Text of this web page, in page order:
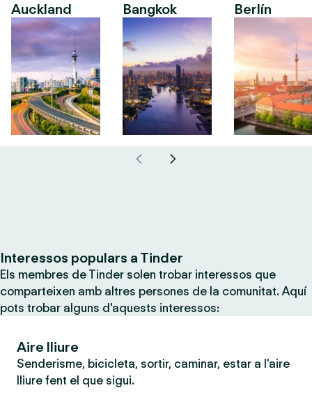
Auckland Bangkok Berlín
Interessos populars a Tinder
Els membres de Tinder solen trobar interessos que
comparteixen amb altres persones de la comunitat. Aquí
pots trobar alguns d'aquests interessos:
Aire lliure
Senderisme, bicicleta, sortir, caminar, estar a l'aire
lliure fent el que sigui.